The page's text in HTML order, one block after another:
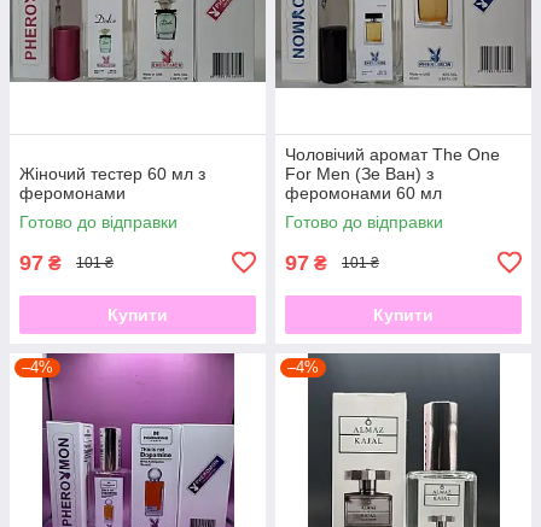
Жіночий тестер 60 мл з
феромонами
Готово до відправки
97 ₴ 101 ₴
Купити
Чоловічий аромат The One
For Men (Зе Ван) з
феромонами 60 мл
Готово до відправки
97 ₴ 101 ₴
Купити
–4% –4%